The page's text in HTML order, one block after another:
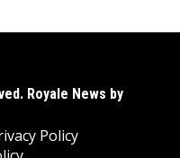
Royale News by
Policy